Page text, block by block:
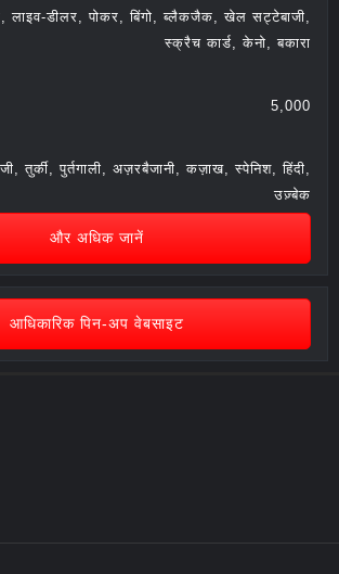
लाइव-डीलर, पोकर, बिंगो, ब्लैकजैक, खेल सट्टेबाजी,
स्क्रैच कार्ड, केनो, बकारा
5,000
तुर्की, पुर्तगाली, अज़रबैजानी, कज़ाख, स्पेनिश, हिंदी,
उज़्बेक
और अधिक जानें
आधिकारिक पिन-अप वेबसाइट